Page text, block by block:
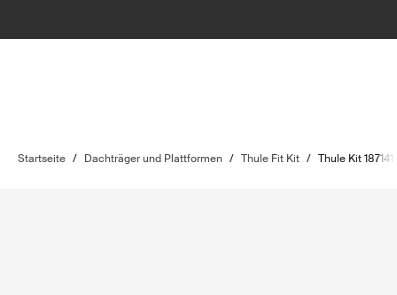
Startseite / Dachträger und Plattformen / Thule Fit Kit / Thule Kit 187141